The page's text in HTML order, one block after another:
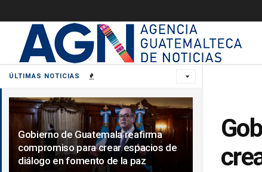
ÚLTIMAS NOTICIAS
Gobierno de Guatemala reafirma
compromiso para crear espacios de
diálogo en fomento de la paz